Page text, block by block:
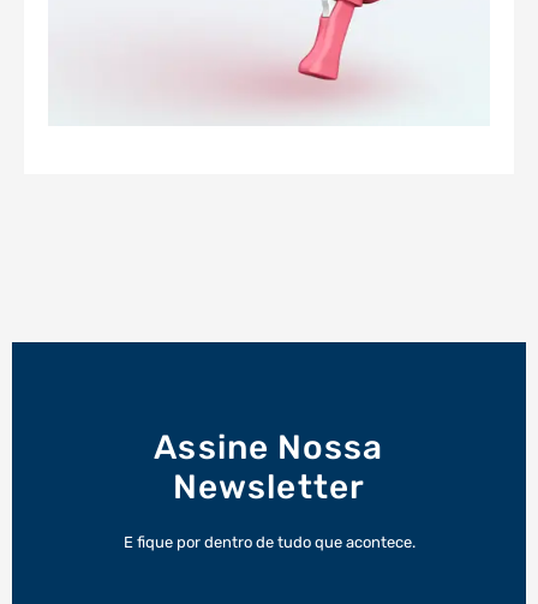
Assine Nossa
Newsletter
E fique por dentro de tudo que acontece.